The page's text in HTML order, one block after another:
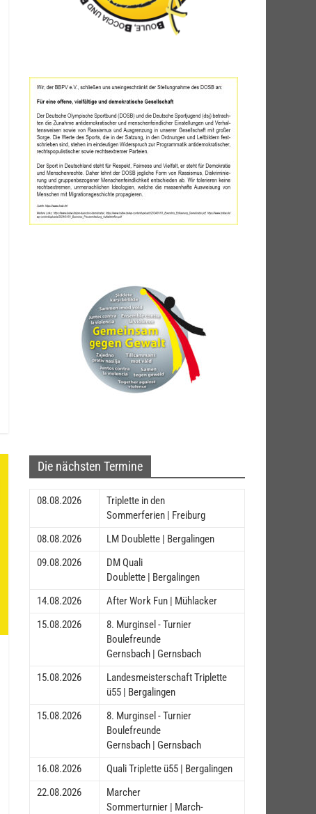
Die nächsten Termine
08.08.2026
Triplette in den
Sommerferien | Freiburg
08.08.2026
LM Doublette | Bergalingen
09.08.2026
DM Quali
Doublette | Bergalingen
14.08.2026
After Work Fun | Mühlacker
15.08.2026
8. Murginsel - Turnier
Boulefreunde
Gernsbach | Gernsbach
15.08.2026
Landesmeisterschaft Triplette
ü55 | Bergalingen
15.08.2026
8. Murginsel - Turnier
Boulefreunde
Gernsbach | Gernsbach
16.08.2026
Quali Triplette ü55 | Bergalingen
22.08.2026
Marcher
Sommerturnier | March-